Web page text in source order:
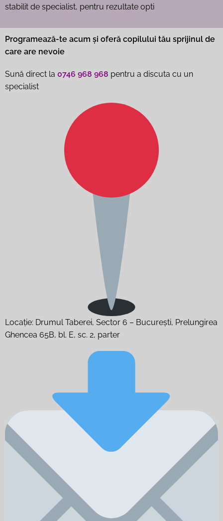
stabilit de specialist, pentru rezultate opti
Programează-te acum și oferă copilului tău sprijinul de
care are nevoie
Sună direct la 0746 968 968 pentru a discuta cu un
specialist
Locație: Drumul Taberei, Sector 6 – București, Prelungirea
Ghencea 65B, bl. E, sc. 2, parter